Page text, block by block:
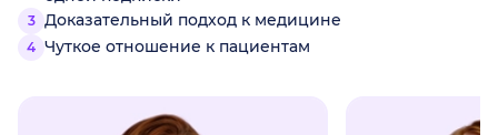
Доказательный подход к медицине
Чуткое отношение к пациентам